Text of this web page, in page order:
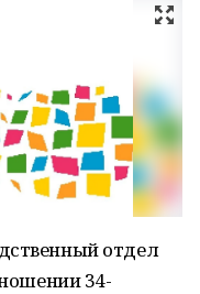
отдел
34-